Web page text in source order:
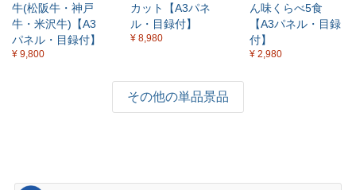
牛(松阪牛・神戸
牛・米沢牛)【A3
パネル・目録付】
¥ 9,800
カット【A3パネ
ル・目録付】
¥ 8,980
ん味くらべ5食
【A3パネル・目録
付】
¥ 2,980
その他の単品景品